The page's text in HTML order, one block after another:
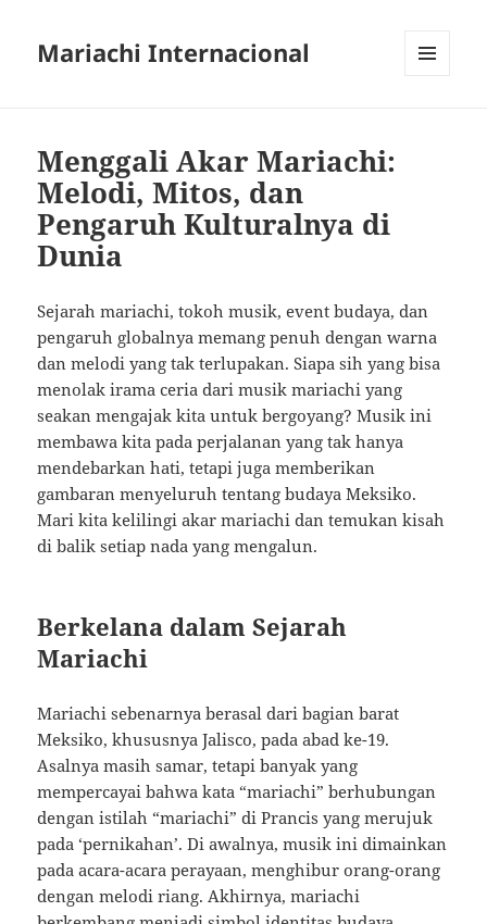
Mariachi Internacional
Menggali Akar Mariachi:
Melodi, Mitos, dan
Pengaruh Kulturalnya di
Dunia
Sejarah mariachi, tokoh musik, event budaya, dan
pengaruh globalnya memang penuh dengan warna
dan melodi yang tak terlupakan. Siapa sih yang bisa
menolak irama ceria dari musik mariachi yang
seakan mengajak kita untuk bergoyang? Musik ini
membawa kita pada perjalanan yang tak hanya
mendebarkan hati, tetapi juga memberikan
gambaran menyeluruh tentang budaya Meksiko.
Mari kita kelilingi akar mariachi dan temukan kisah
di balik setiap nada yang mengalun.
Berkelana dalam Sejarah
Mariachi
Mariachi sebenarnya berasal dari bagian barat
Meksiko, khususnya Jalisco, pada abad ke-19.
Asalnya masih samar, tetapi banyak yang
mempercayai bahwa kata “mariachi” berhubungan
dengan istilah “mariachi” di Prancis yang merujuk
pada ‘pernikahan’. Di awalnya, musik ini dimainkan
pada acara-acara perayaan, menghibur orang-orang
dengan melodi riang. Akhirnya, mariachi